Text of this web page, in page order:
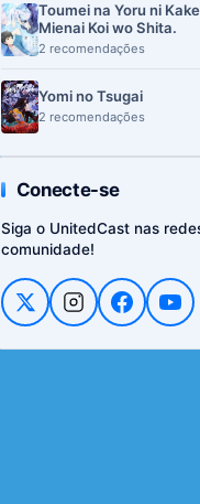
Toumei na Yoru ni
Mienai Koi wo Shita.
2 recomendações
Yomi no Tsugai
2 recomendações
Conecte-se
Siga o UnitedCast nas
comunidade!